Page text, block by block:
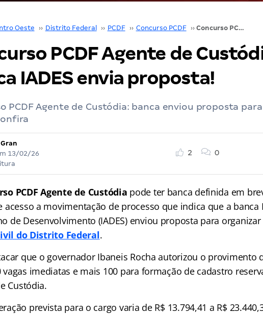
Oeste ›› Distrito Federal ›› PCDF ›› Concurso PCDF ›› Concurso PCDF Agente de Custódia: banca IADES envia proposta!
PCDF Agente de
IADES envia proposta!
PCDF Agente de Custódia: banca enviou proposta
13/02/26
2 0
PCDF Agente de Custódia pode ter banca definida em
acesso a movimentação de processo que indica que a
de Desenvolvimento (IADES) enviou proposta para
do Distrito Federal.
que o governador Ibaneis Rocha autorizou o provimento
vagas imediatas e mais 100 para formação de cadastro
Custódia.
prevista para o cargo varia de R$ 13.794,41 a R$